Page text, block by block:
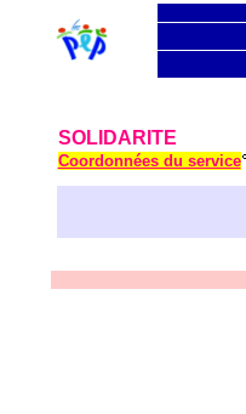
SOLIDARITE
Coordonnées du service